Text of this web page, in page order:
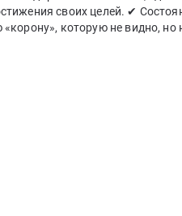
своих целей. ✔
которую не видно,